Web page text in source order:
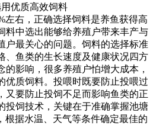
优质高效饲料
左右，正确选择饲料是养鱼获得高
料中选出能够给养殖户带来丰产与
户最关心的问题。饲料的选择标准
、鱼类的生长速度及健康状况四方
影响，很多养殖户怕增大成本，
优质饲料。投喂时既要防止投喂过
又要防止投饲不足而影响鱼类的正
投饲技术，关键在于准确掌握池塘
根据水温、天气等条件确定最佳的